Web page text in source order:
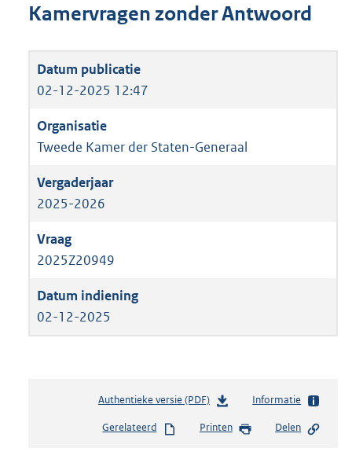
Kamervragen zonder Antwoord
02-12-2025 12:47
Tweede Kamer der Staten-Generaal
2025-2026
2025Z20949
02-12-2025
Authentieke versie (PDF)b
s
Informatie
Gerelateerd Printen Delen